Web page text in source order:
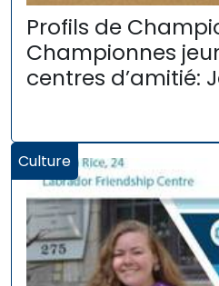
Profils de
Championnes
centres d’amitié:
Culture